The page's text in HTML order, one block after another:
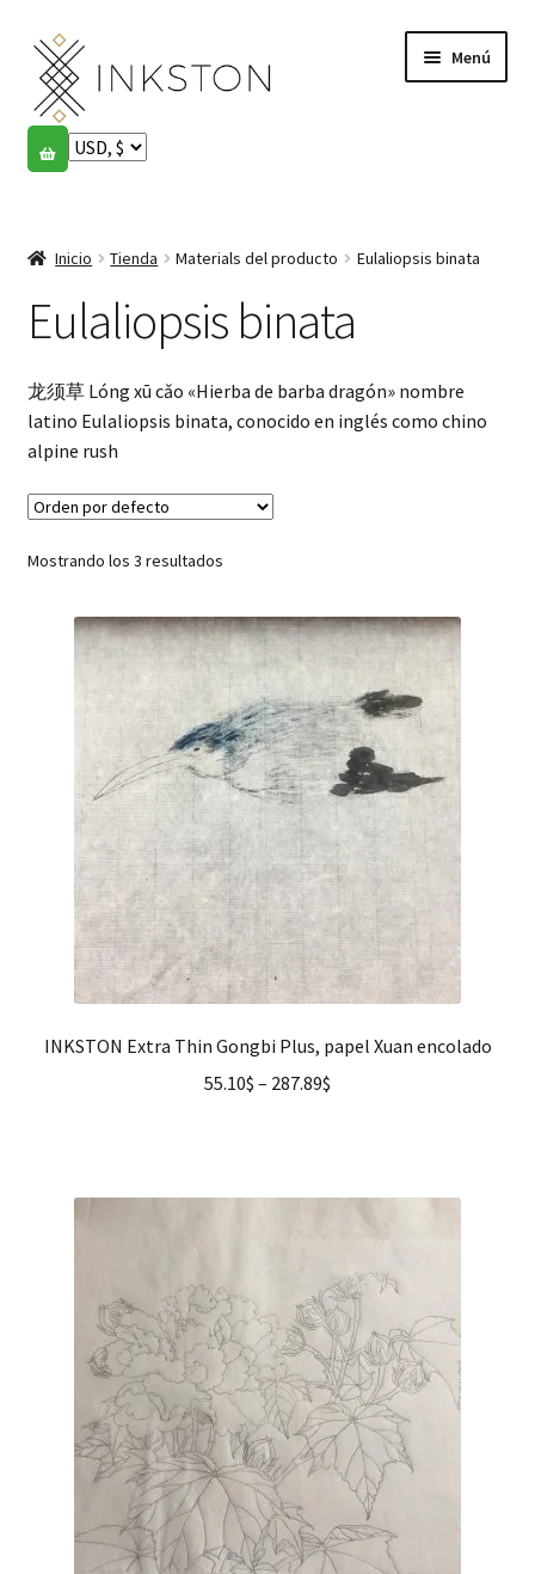
Ir
la
navegación
Ir
al
contenido
Menú
Tienda
menú
English
Español
Français
Comunidad
Cuenta
FAQ
Inicio Tienda Materials del producto Eulaliopsis binata
Eulaliopsis binata
龙须草 Lóng xū cǎo «Hierba de barba dragón» nombre
latino Eulaliopsis binata, conocido en inglés como chino
alpine rush
Mostrando los 3 resultados
INKSTON Extra Thin Gongbi Plus, papel Xuan encolado
55.10$ – 287.89$